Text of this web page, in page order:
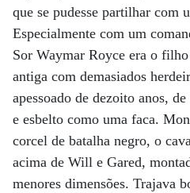
que se pudesse partilhar com
Especialmente com um
Sor Waymar Royce era o
antiga com demasiados
apessoado de dezoito anos,
e esbelto como uma faca.
corcel de batalha negro, o
acima de Will e Gared,
menores dimensões. Trajava